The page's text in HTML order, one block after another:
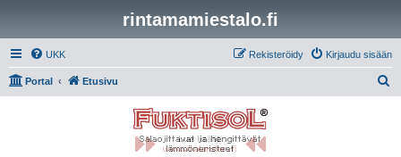
rintamamiestalo.fi
UKK Kirjaudu sisään
Rekisteröidy
Portal Etusivu